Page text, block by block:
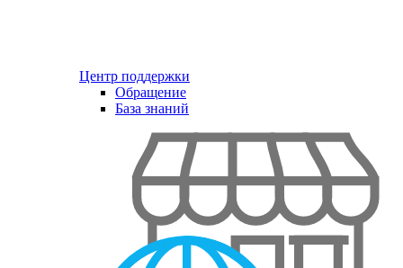
Центр поддержки
Обращение
База знаний